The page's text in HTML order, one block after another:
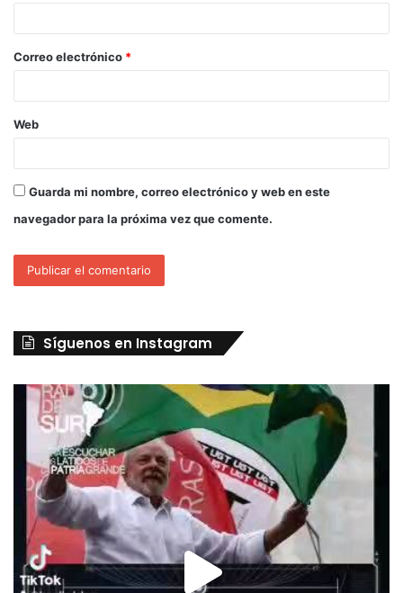
Correo electrónico *
Web
Guarda mi nombre, correo electrónico y web en este
navegador para la próxima vez que comente.
Síguenos en Instagram